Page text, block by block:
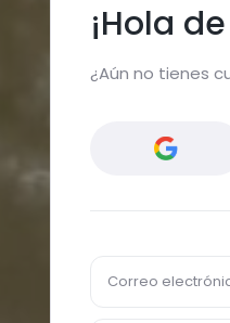
¡Hola
¿Aún no tienes
Correo